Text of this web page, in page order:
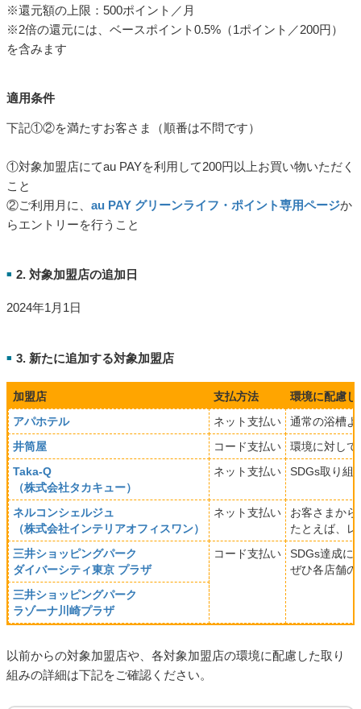
※還元額の上限：500ポイント／月
※2倍の還元には、ベースポイント0.5%（1ポイント／200円）
を含みます
適用条件
下記①②を満たすお客さま（順番は不問です）
①対象加盟店にてau PAYを利用して200円以上お買い物いただく
こと
②ご利用月に、 au PAY グリーンライフ・ポイント専用ページか
らエントリーを行うこと
■ 2. 対象加盟店の追加日
2024年1月1日
■ 3. 新たに追加する対象加盟店
加盟店 支払方法
環境に配慮し
アパホテル
ネット支払い
通常の浴槽
井筒屋
コード支払い
環境に対し
Taka-Q
（株式会社タカキュー）
ネット支払い SDGs取り組
ネルコンシェルジュ
（株式会社インテリアオフィスワン）
ネット支払い
お客さまか
たとえば、
三井ショッピングパーク
ダイバーシティ東京 プラザ
コード支払い
SDGs達成に
ぜひ各店舗
三井ショッピングパーク
ラゾーナ川崎プラザ
以前からの対象加盟店や、各対象加盟店の環境に配慮した取り
組みの詳細は下記をご確認ください。